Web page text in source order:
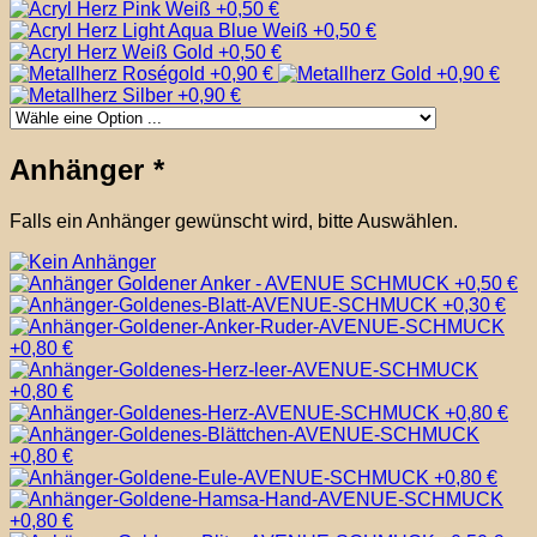
Anhänger *
Falls ein Anhänger gewünscht wird, bitte Auswählen.